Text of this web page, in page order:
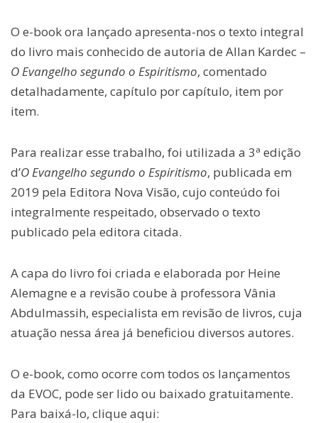
O e-book ora lançado apresenta-nos o texto integral
do livro mais conhecido de autoria de Allan Kardec –
O Evangelho segundo o Espiritismo, comentado
detalhadamente, capítulo por capítulo, item por
item.
Para realizar esse trabalho, foi utilizada a 3ª edição
d’O Evangelho segundo o Espiritismo, publicada em
2019 pela Editora Nova Visão, cujo conteúdo foi
integralmente respeitado, observado o texto
publicado pela editora citada.
A capa do livro foi criada e elaborada por Heine
Alemagne e a revisão coube à professora Vânia
Abdulmassih, especialista em revisão de livros, cuja
atuação nessa área já beneficiou diversos autores.
O e-book, como ocorre com todos os lançamentos
da EVOC, pode ser lido ou baixado gratuitamente.
Para baixá-lo, clique aqui: